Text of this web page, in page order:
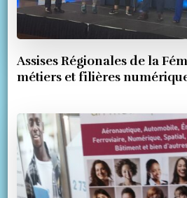
Assises Régionales de la
métiers et filières